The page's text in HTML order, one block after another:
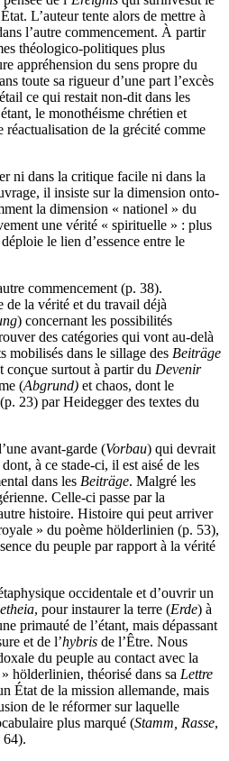
L’auteur tente alors de mettre à
l’autre commencement. À partir
théologico-politiques plus
appréhension du sens propre du
toute sa rigueur d’une part l’excès
ce qui restait non-dit dans les
le monothéisme chrétien et
réactualisation de la grécité comme
ni dans la critique facile ni dans la
il insiste sur la dimension onto-
la dimension « nationel » du
une vérité « spirituelle » : plus
le lien d’essence entre le
commencement (p. 38).
de la vérité et du travail déjà
) concernant les possibilités
des catégories qui vont au-delà
mobilisés dans le sillage des Beiträge
conçue surtout à partir du Devenir
(Abgrund) et chaos, dont le
23) par Heidegger des textes du
avant-garde (Vorbau) qui devrait
à ce stade-ci, il est aisé de les
dans les Beiträge. Malgré les
Celle-ci passe par la
histoire. Histoire qui peut arriver
» du poème hölderlinien (p. 53),
du peuple par rapport à la vérité
occidentale et d’ouvrir un
, pour instaurer la terre (Erde) à
primauté de l’étant, mais dépassant
et de l’hybris de l’Être. Nous
du peuple au contact avec la
hölderlinien, théorisé dans sa Lettre
État de la mission allemande, mais
de le réformer sur laquelle
plus marqué (Stamm, Rasse,
64).